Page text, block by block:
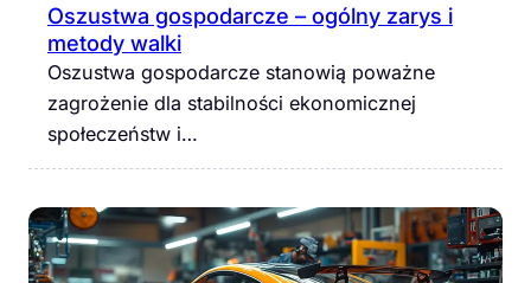
Oszustwa gospodarcze – ogólny zarys i
metody walki
Oszustwa gospodarcze stanowią poważne
zagrożenie dla stabilności ekonomicznej
społeczeństw i…